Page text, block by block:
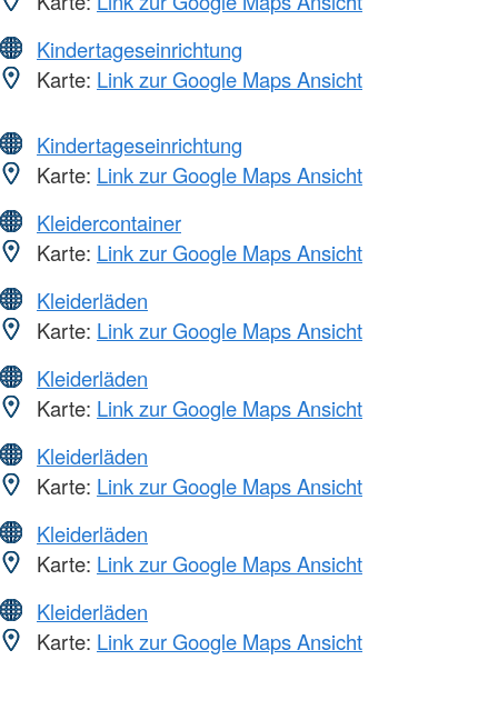
Kindertageseinrichtung
Karte: Link zur Google Maps Ansicht
Kindertageseinrichtung
Karte: Link zur Google Maps Ansicht
Kleidercontainer
Karte: Link zur Google Maps Ansicht
Kleiderläden
Karte: Link zur Google Maps Ansicht
Kleiderläden
Karte: Link zur Google Maps Ansicht
Kleiderläden
Karte: Link zur Google Maps Ansicht
Kleiderläden
Karte: Link zur Google Maps Ansicht
Kleiderläden
Karte: Link zur Google Maps Ansicht